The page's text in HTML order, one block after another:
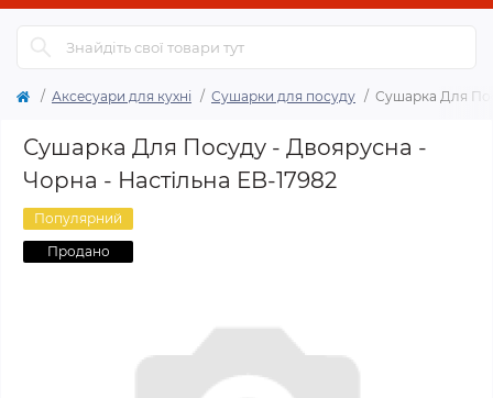
Аксесуари для кухні Сушарки для посуду Сушарка Для
Сушарка Для Посуду - Двоярусна -
Чорна - Настільна EB-17982
Популярний
Продано